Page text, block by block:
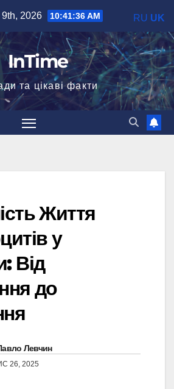
2026 10:41:38 AM
InTime
та цікаві факти
Життя
у
Від
до
Левчин
26, 2025
RU UK